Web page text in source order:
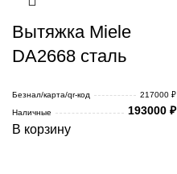
Вытяжка Miele
DA2668 сталь
Безнал/карта/qr-код
217000 ₽
Наличные
193000 ₽
В корзину